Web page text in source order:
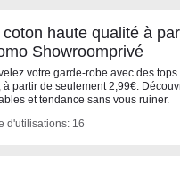
coton haute qualité à
Showroomprivé
votre garde-robe avec des
à partir de seulement 2,99€.
et tendance sans vous ruiner.
d'utilisations: 16